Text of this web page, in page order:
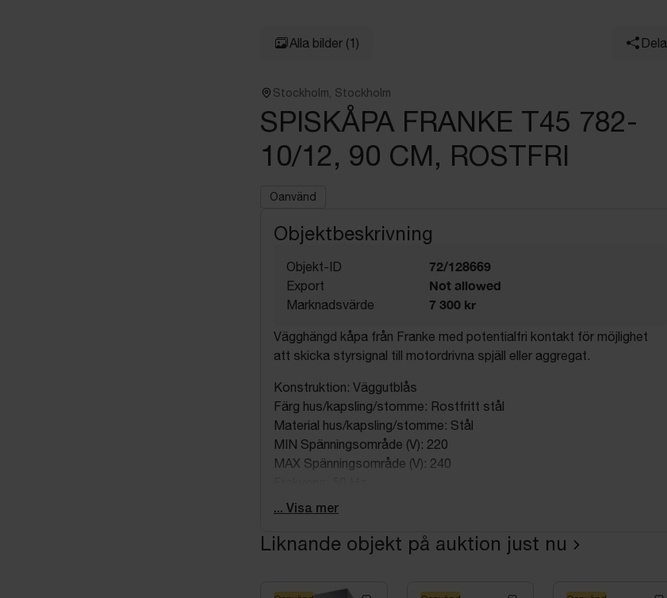
Alla bilder (1) Dela
Stockholm, Stockholm
SPISKÅPA FRANKE T45 782-
10/12, 90 CM, ROSTFRI
Oanvänd
Objektbeskrivning
Objekt-ID 72/128669
Export Not allowed
Marknadsvärde 7 300 kr
Vägghängd kåpa från Franke med potentialfri kontakt för möjlighet
att skicka styrsignal till motordrivna spjäll eller aggregat.
Konstruktion: Väggutblås
Färg hus/kapsling/stomme: Rostfritt stål
Material hus/kapsling/stomme: Stål
MIN Spänningsområde (V): 220
MAX Spänningsområde (V): 240
Anslutningseffekt (W): 4
MIN Höjd skorsten (mm): 775
MAX Höjd skorsten (mm): 945
... Visa mer
Liknande objekt på auktion just nu